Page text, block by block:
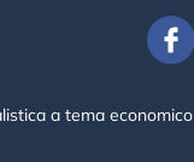
a tema